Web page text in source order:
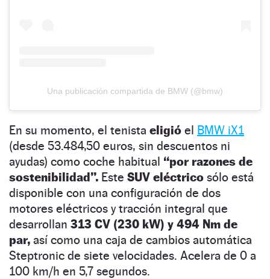
Una publicación compartida de BMW (@bmw)
En su momento, el tenista eligió el BMW iX1
(desde 53.484,50 euros, sin descuentos ni
ayudas) como coche habitual “por razones de
sostenibilidad”. Este SUV eléctrico sólo está
disponible con una configuración de dos
motores eléctricos y tracción integral que
desarrollan 313 CV (230 kW) y 494 Nm de
par, así como una caja de cambios automática
Steptronic de siete velocidades. Acelera de 0 a
100 km/h en 5,7 segundos.